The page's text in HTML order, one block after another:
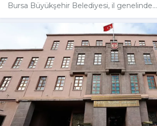
Bursa Büyükşehir Belediyesi, il genelinde...